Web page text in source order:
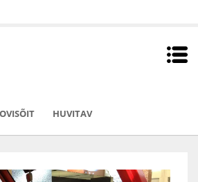
HUVITAV